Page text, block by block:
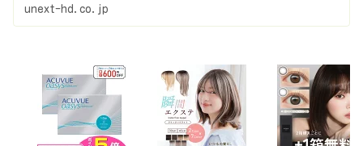
unext-hd.co.jp